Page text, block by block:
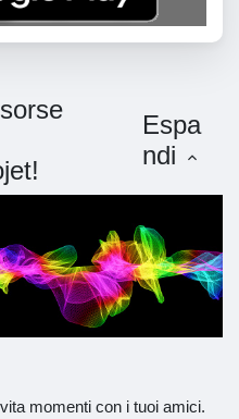
Espa
ndi
momenti con i tuoi amici.